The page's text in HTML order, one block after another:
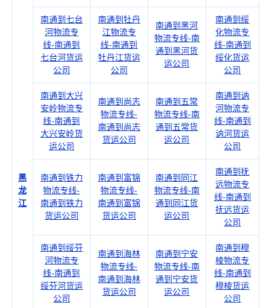
黑
龙
江
南通到七台
河物流专
线-南通到
七台河货运
公司
南通到牡丹
江物流专
线-南通到
牡丹江货运
公司
南通到黑河
物流专线-南
通到黑河货
运公司
南通到绥
化物流专
线-南通到
绥化货运
公司
南通到大兴
安岭物流专
线-南通到
大兴安岭货
运公司
南通到尚志
物流专线-
南通到尚志
货运公司
南通到五常
物流专线-南
通到五常货
运公司
南通到讷
河物流专
线-南通到
讷河货运
公司
南通到铁力
物流专线-
南通到铁力
货运公司
南通到富锦
物流专线-
南通到富锦
货运公司
南通到同江
物流专线-南
通到同江货
运公司
南通到抚
远物流专
线-南通到
抚远货运
公司
南通到绥芬
河物流专
线-南通到
绥芬河货运
公司
南通到海林
物流专线-
南通到海林
货运公司
南通到宁安
物流专线-南
通到宁安货
运公司
南通到穆
棱物流专
线-南通到
穆棱货运
公司